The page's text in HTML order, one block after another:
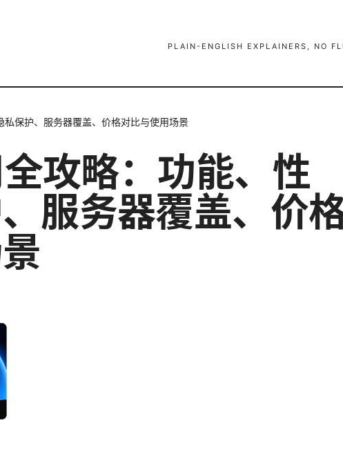
PLAIN-ENGLISH EXPLAINERS, NO
保护、服务器覆盖、价格对比与使用场景
攻略：功能、性
服务器覆盖、价